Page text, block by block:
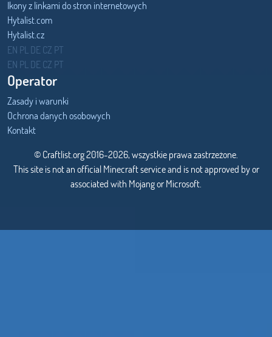
Ikony z linkami do stron internetowych
Hytalist.com
Hytalist.cz
Hytamods.org
EN PL DECZ PT
EN PL DECZ PT
Operator
Zasady i warunki
Ochrona danych osobowych
Kontakt
© Craftlist.org 2016-2026, wszystkie prawa zastrzeżone.
This site is not an official Minecraft service and is not approved by or
associated with Mojang or Microsoft.